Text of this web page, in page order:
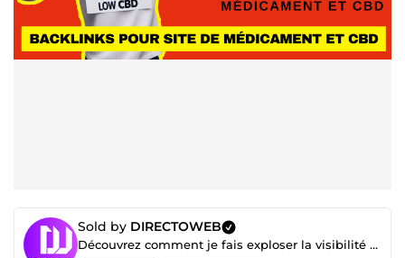
Sold by DIRECTOWEB
Découvrez comment je fais exploser la visibilité de mes clients 👇 cliquez pour voir 👇